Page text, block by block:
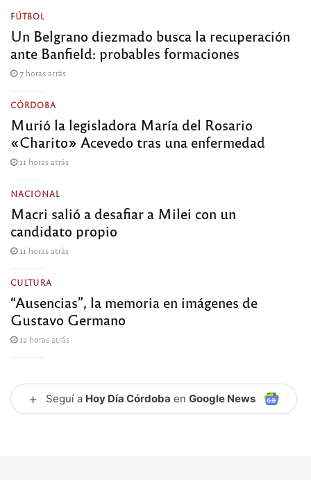
FÚTBOL
Un Belgrano diezmado busca la recuperación
ante Banfield: probables formaciones
7 horas atrás
CÓRDOBA
Murió la legisladora María del Rosario
«Charito» Acevedo tras una enfermedad
11 horas atrás
NACIONAL
Macri salió a desafiar a Milei con un
candidato propio
11 horas atrás
CULTURA
“Ausencias”, la memoria en imágenes de
Gustavo Germano
12 horas atrás
+ Seguí a Hoy Día Córdoba en Google News